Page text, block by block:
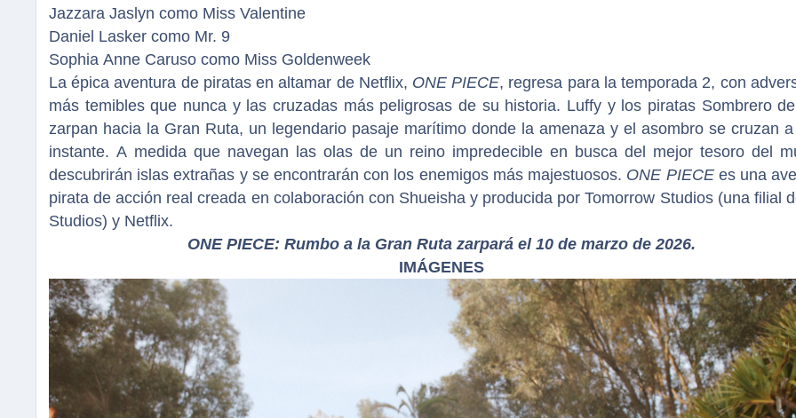
Jazzara Jaslyn como Miss Valentine
Daniel Lasker como Mr. 9
Sophia Anne Caruso como Miss Goldenweek
La épica aventura de piratas en altamar de Netflix, ONE PIECE, regresa para la temporada 2, con
más temibles que nunca y las cruzadas más peligrosas de su historia. Luffy y los piratas Sombrero
zarpan hacia la Gran Ruta, un legendario pasaje marítimo donde la amenaza y el asombro se cruzan
instante. A medida que navegan las olas de un reino impredecible en busca del mejor tesoro del
descubrirán islas extrañas y se encontrarán con los enemigos más majestuosos. ONE PIECE es una
pirata de acción real creada en colaboración con Shueisha y producida por Tomorrow Studios (una filial
Studios) y Netflix.
ONE PIECE: Rumbo a la Gran Ruta zarpará el 10 de marzo de 2026.
IMÁGENES